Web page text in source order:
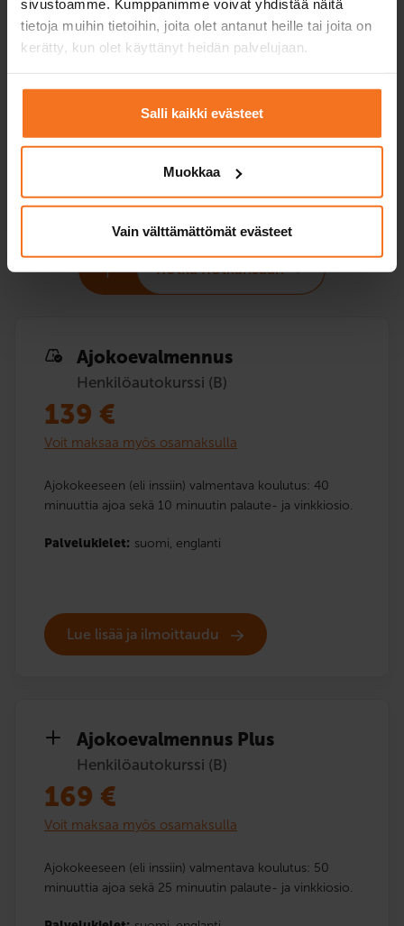
sivustoamme. Kumppanimme voivat yhdistää näitä
tietoja muihin tietoihin, joita olet antanut heille tai joita on
kerätty, kun olet käyttänyt heidän palvelujaan.
Salli kaikki evästeet
Muokkaa
Vain välttämättömät evästeet
Hinta valitulla
+ viranomaiskulut
399 € 469 €
Lisäajotuntipaketit
opetuslupaoppilaille
Kotka Kotkansaari
Ajokoe­valmennus
Henkilöautokurssi (B)
139 €
Voit maksaa myös osamaksulla
Ajokokeeseen (eli inssiin) valmentava koulutus: 40
minuuttia ajoa sekä 10 minuutin palaute- ja vinkkiosio.
Palvelukielet: suomi, englanti
Lue lisää ja ilmoittaudu
Ajokoe­valmennus Plus
Henkilöautokurssi (B)
169 €
Voit maksaa myös osamaksulla
Ajokokeeseen (eli inssiin) valmentava koulutus: 50
minuuttia ajoa sekä 25 minuutin palaute- ja vinkkiosio.